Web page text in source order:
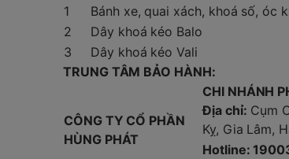
1
Bánh xe, quai xách, khoá số, óc
2
Dây khoá kéo Balo
3
Dây khoá kéo Vali
TRUNG TÂM BẢO HÀNH:
CÔNG TY CỔ PHẦN
HÙNG PHÁT
CHI NHÁNH
Địa chỉ: Cụm
Kỵ, Gia Lâm,
Hotline: